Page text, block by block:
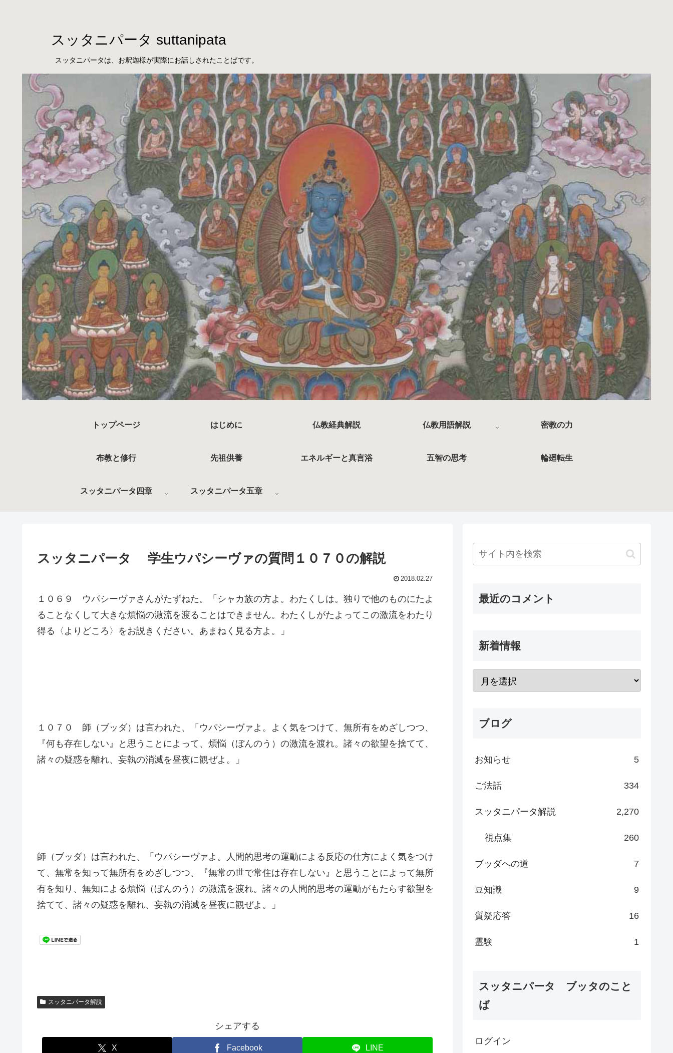
スッタニパータは、お釈迦様が実際にお話しされたことばです。
スッタニパータ suttanipata
トップページ はじめに 仏教経典解説 仏教用語解説 密教の力
布教と修行 先祖供養 エネルギーと真言浴 五智の思考 輪廻転生
スッタニパータ四章 スッタニパータ五章
スッタニパータ 学生ウパシーヴァの質問１０７０の解説
2018.02.27
１０６９ ウパシーヴァさんがたずねた。「シャカ族の方よ。わたくしは。独りで他のものにたよ
ることなくして大きな煩悩の激流を渡ることはできません。わたくしがたよってこの激流をわたり
得る〈よりどころ〉をお説きください。あまねく見る方よ。」
１０７０ 師（ブッダ）は言われた、「ウパシーヴァよ。よく気をつけて、無所有をめざしつつ、
『何も存在しない』と思うことによって、煩悩（ぼんのう）の激流を渡れ。諸々の欲望を捨てて、
諸々の疑惑を離れ、妄執の消滅を昼夜に観ぜよ。」
師（ブッダ）は言われた、「ウパシーヴァよ。人間的思考の運動による反応の仕方によく気をつけ
て、無常を知って無所有をめざしつつ、『無常の世で常住は存在しない』と思うことによって無所
有を知り、無知による煩悩（ぼんのう）の激流を渡れ。諸々の人間的思考の運動がもたらす欲望を
捨てて、諸々の疑惑を離れ、妄執の消滅を昼夜に観ぜよ。」
スッタニパータ解説
シェアする
X Facebook LINE
最近のコメント
新着情報
ブログ
お知らせ 5
ご法話 334
スッタニパータ解説 2,270
視点集 260
ブッダへの道 7
豆知識 9
質疑応答 16
霊験 1
スッタニパータ ブッタのこと
ば
ログイン